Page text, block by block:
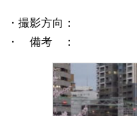
・撮影方向：
・ 備考 ：